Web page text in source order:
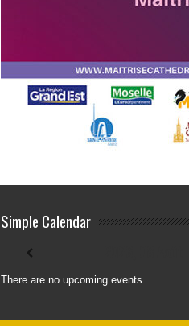
Simple Calendar
There are no upcoming events.